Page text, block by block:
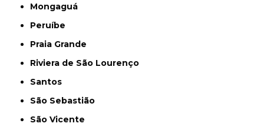
Mongaguá
Peruíbe
Praia Grande
Riviera de São Lourenço
Santos
São Sebastião
São Vicente